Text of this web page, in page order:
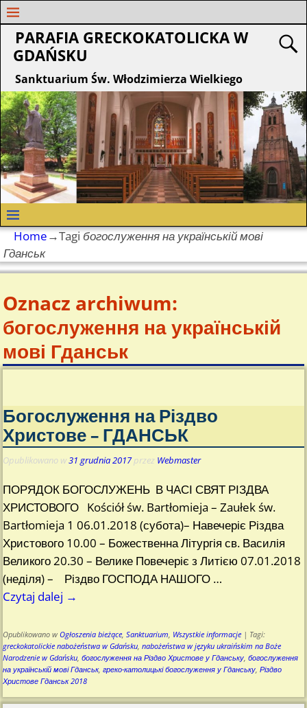
PARAFIA GRECKOKATOLICKA W
GDAŃSKU
Sanktuarium Św. Włodzimierza Wielkiego
Home→Tagi богослуження на українській мові
Гданськ
Oznacz archiwum:
богослуження на українській
мові Гданськ
Богослуження на Різдво
Христове – ГДАНСЬК
Opublikowano w31 grudnia 2017przez Webmaster
ПОРЯДОК БОГОСЛУЖЕНЬ В ЧАСІ СВЯТ РІЗДВА
ХРИСТОВОГО Kościół św. Bartłomieja – Zaułek św.
Bartłomieja 1 06.01.2018 (субота)– Навечеріє Різдва
Христового 10.00 – Божественна Літургія св. Василія
Великого 20.30 – Велике Повечеріє з Литією 07.01.2018
(неділя) – Різдво ГОСПОДА НАШОГО …
Czytaj dalej →
Opublikowano w Ogłoszenia bieżące,Sanktuarium, Wszystkie informacje | Tagi:
greckokatolickie nabożeństwa w Gdańsku,nabożeństwa w języku ukraińskim na Boże
Narodzenie w Gdańsku,богослуження на Різдво Христове у Гданську,богослуження
на українській мові Гданськ,греко-католицькі богослуження у Гданську,Різдво
Христове Гданськ 2018